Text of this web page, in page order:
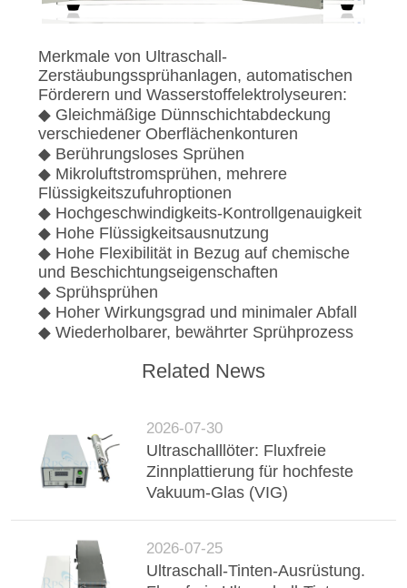
Merkmale von Ultraschall-
Zerstäubungssprühanlagen, automatischen
Förderern und Wasserstoffelektrolyseuren:
◆ Gleichmäßige Dünnschichtabdeckung
verschiedener Oberflächenkonturen
◆ Berührungsloses Sprühen
◆ Mikroluftstromsprühen, mehrere
Flüssigkeitszufuhroptionen
◆ Hochgeschwindigkeits-Kontrollgenauigkeit
◆ Hohe Flüssigkeitsausnutzung
◆ Hohe Flexibilität in Bezug auf chemische
und Beschichtungseigenschaften
◆ Sprühsprühen
◆ Hoher Wirkungsgrad und minimaler Abfall
◆ Wiederholbarer, bewährter Sprühprozess
Related News
2026-07-30
Ultraschalllöter: Fluxfreie
Zinnplattierung für hochfeste
Vakuum-Glas (VIG)
2026-07-25
Ultraschall-Tinten-Ausrüstung.